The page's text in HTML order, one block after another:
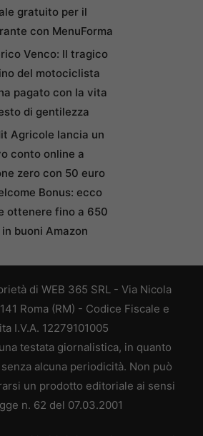
gratuito per il
con MenuForma
Venco: Il tragico
del motociclista
pagato con la vita
di gentilezza
Agricole lancia un
conto online a
zero con 50 euro
Bonus: ecco
ottenere fino a 650
buoni Amazon
di WEB 365 SRL - Via Nicola
Roma (RM) - Codice Fiscale e
I.V.A. 12279101005
testata giornalistica, in quanto
alcuna periodicità. Non può
un prodotto editoriale ai sensi
n. 62 del 07.03.2001